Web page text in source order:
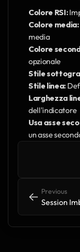
Colore RSI:
Colore media:
media
Colore
opzionale
Stile
Stile linea:
Larghezza
dell'indicatore
Usa asse
un asse
<- <-
Previous
Session